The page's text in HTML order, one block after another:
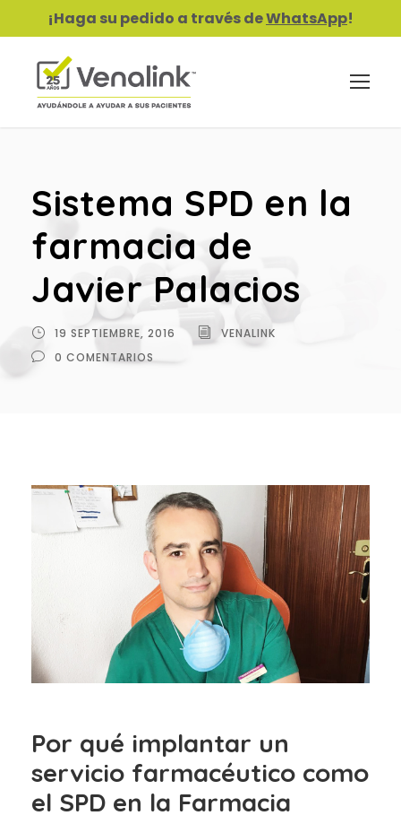
¡Haga su pedido a través deWhatsApp!
Sistema SPD en la
farmacia de
Javier Palacios
19 SEPTIEMBRE, 2016
VENALINK
0 COMENTARIOS
Por qué implantar un
servicio farmacéutico como
el SPD en la Farmacia